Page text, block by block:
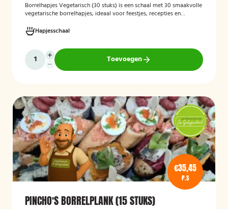
Borrelhapjes Vegetarisch (30 stuks) is een schaal met 30 smaakvolle
vegetarische borrelhapjes, ideaal voor feestjes, recepties en
selectie die geschikt is voor vegetariërs, zodat gasten kunnen
genieten van een feestelijke en veelzijdige borrelervaring.
Hapjesschaal
Toevoegen
€35,45
P.S
PINCHO'S BORRELPLANK (15 STUKS)